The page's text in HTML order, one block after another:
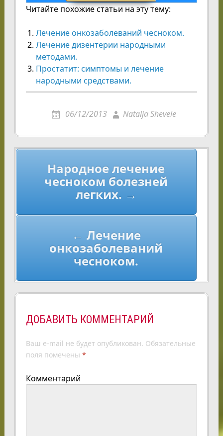
Читайте похожие статьи на эту тему:
Лечение онкозаболеваний чесноком.
Лечение дизентерии народными
методами.
Простатит: симптомы и лечение
народными средствами.
06/12/2013 Natalja Shevele
Навигация
записям
Народное лечение
чесноком болезней
легких. →
← Лечение
онкозаболеваний
чесноком.
ДОБАВИТЬ КОММЕНТАРИЙ
Ваш e-mail не будет опубликован. Обязательные
поля помечены *
Комментарий